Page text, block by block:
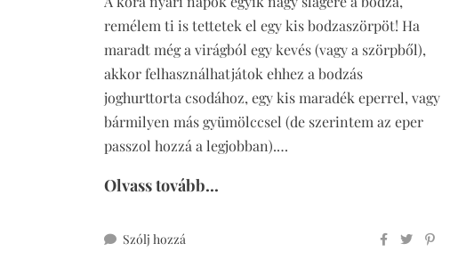
remélem ti is tettetek el egy kis bodzaszörpöt! Ha
maradt még a virágból egy kevés (vagy a szörpből),
akkor felhasználhatjátok ehhez a bodzás
joghurttorta csodához, egy kis maradék eperrel, vagy
bármilyen más gyümölccsel (de szerintem az eper
passzol hozzá a legjobban).…
Olvass tovább...
Szólj hozzá